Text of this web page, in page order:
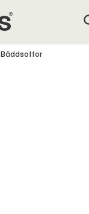
Bäddsoffor